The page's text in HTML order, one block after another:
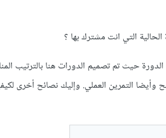
التي انت مشترك بها ؟
حيث تم تصميم الدورات هنا بالترتيب
التمرين العملي. وإليك نصائح أخرى